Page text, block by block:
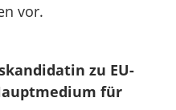
vor.
zu EU-
für